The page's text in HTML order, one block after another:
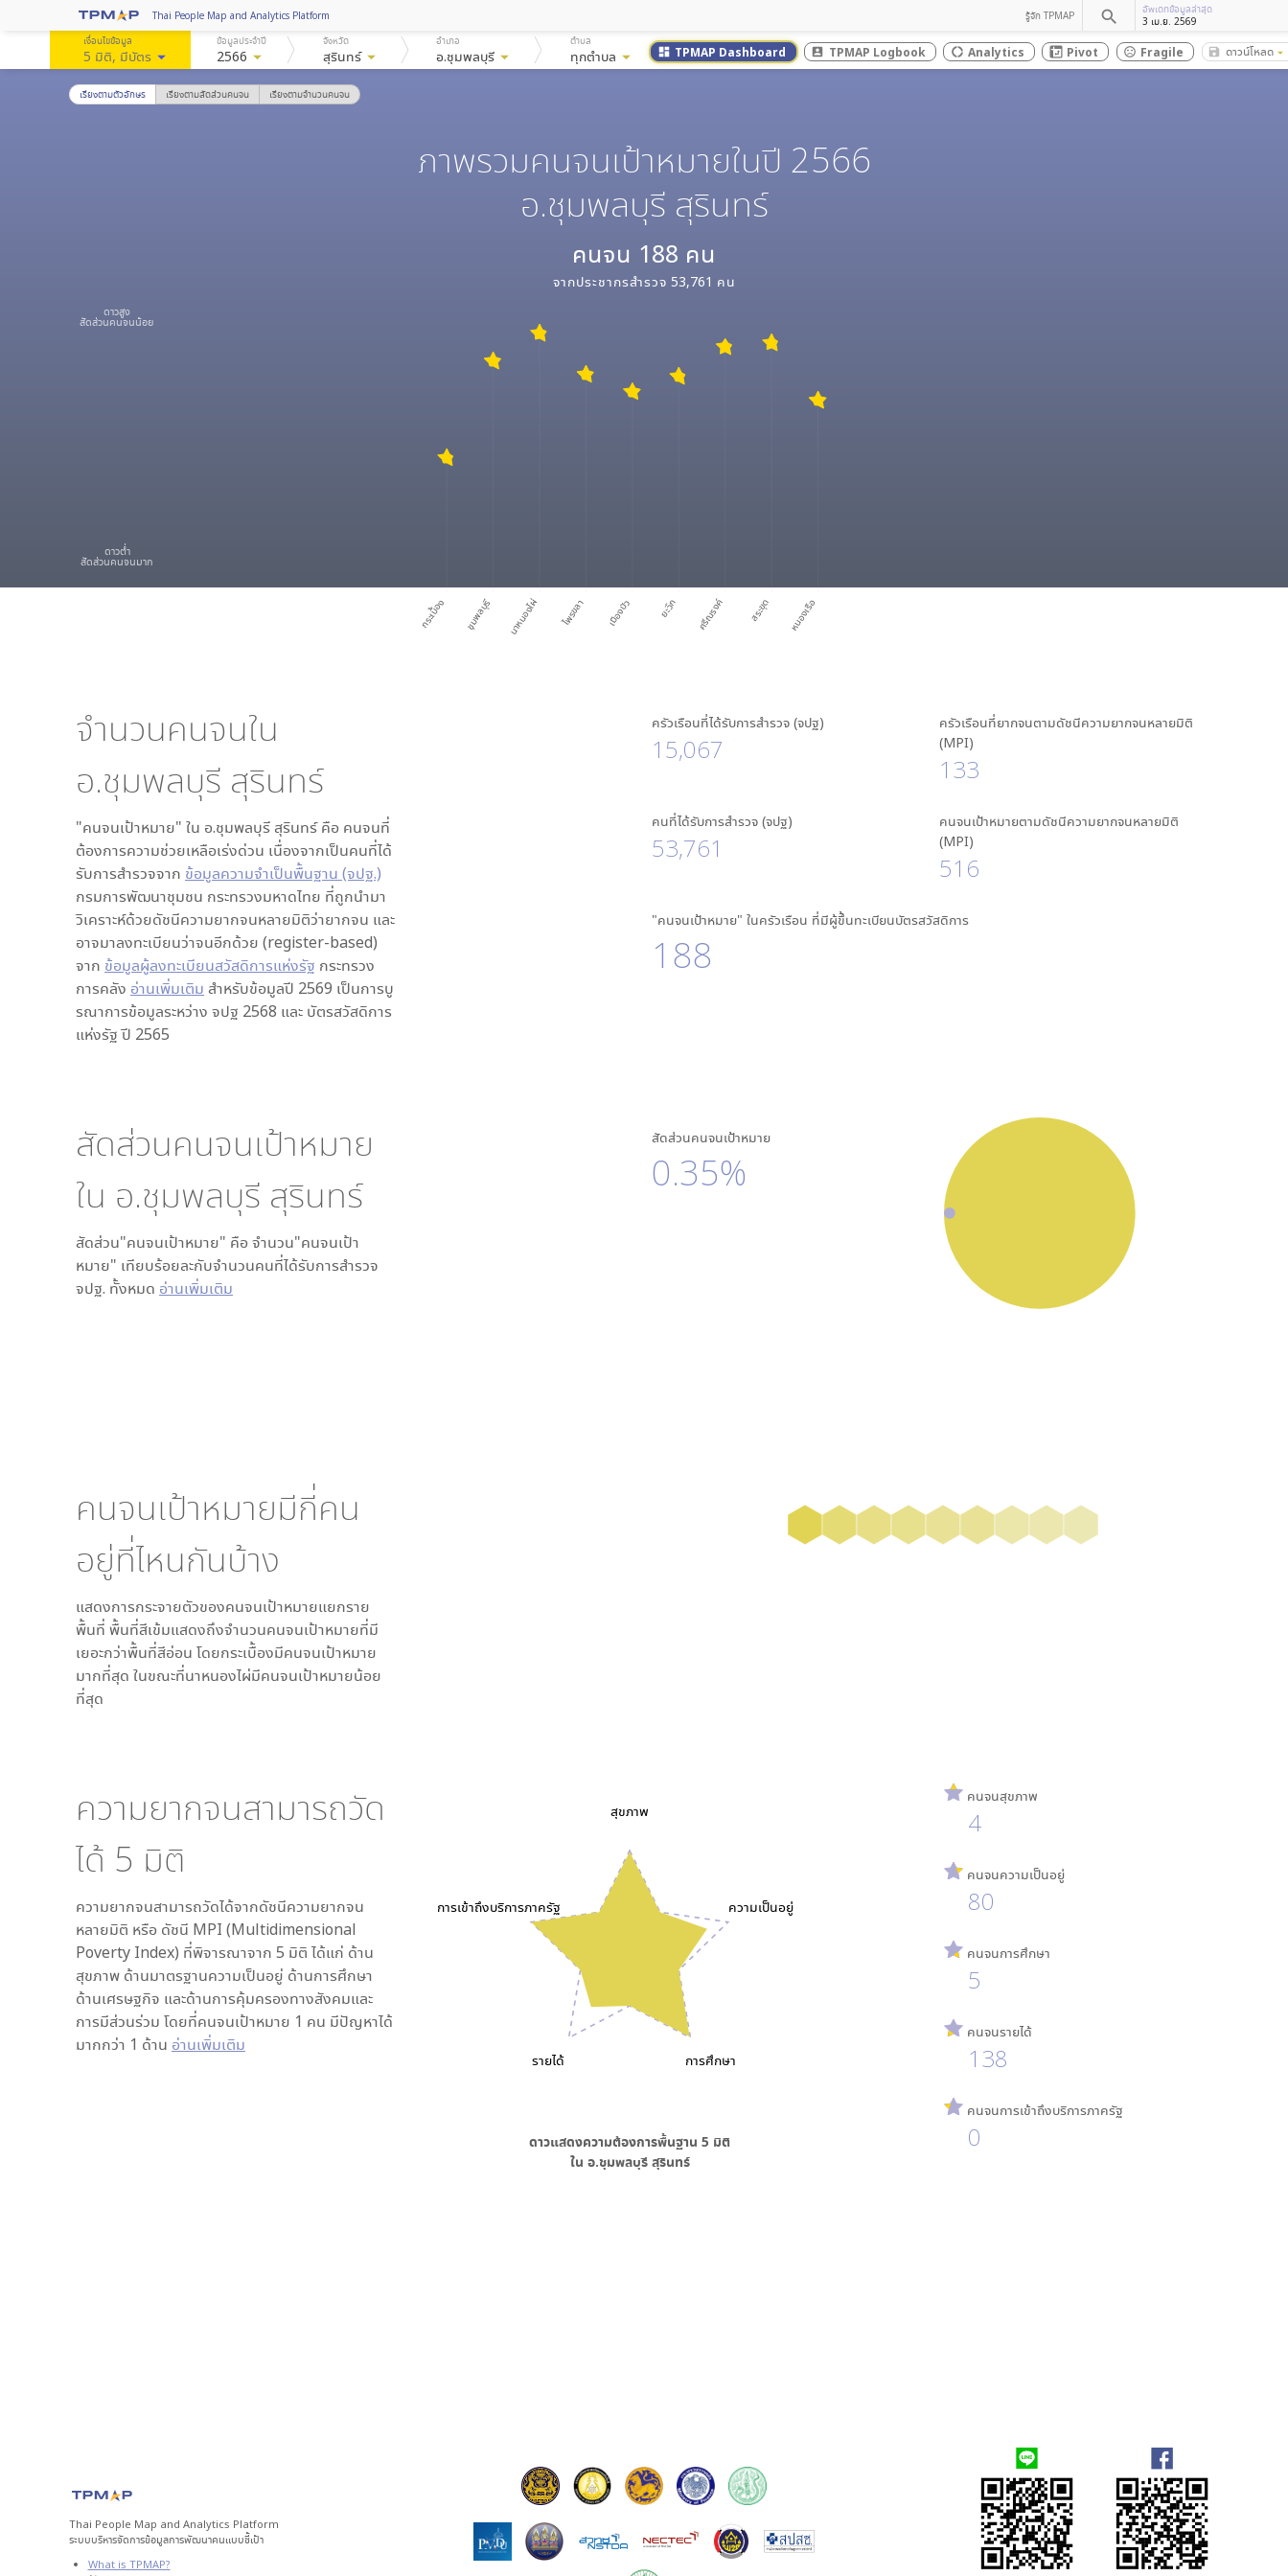
Thai People Map and Analytics Platform รู้จัก TPMAP search
อัพเดทข้อมูลล่าสุด
3 เม.ย. 2569
เงื่อนไขข้อมูล
5 มิติ, มีบัตรarrow_drop_down
ข้อมูลประจำปี
2566 arrow_drop_down
จังหวัด
สุรินทร์arrow_drop_down
อำเภอ
อ.ชุมพลบุรี arrow_drop_down
ตำบล
ทุกตำบล arrow_drop_down dashboard TPMAP Dashboard account_box TPMAP Logbook donut_large Analytics Pivot sentiment_dissatisfied Fragile save_alt
ดาวน์โหลดarrow_drop_down
เรียงตามตัวอักษร เรียงตามสัดส่วนคนจน เรียงตามจำนวนคนจน
ภาพรวมคนจนเป้าหมายในปี 2566
อ.ชุมพลบุรี สุรินทร์
คนจน 188 คน
จากประชากรสำรวจ 53,761 คน
กระเบื้อง ชุมพลบุรี นาหนองไผ่ ไพรขลา เมืองบัว ยะวึก ศรีณรงค์ สระขุด หนองเรือ
ดาวสูง
สัดส่วนคนจนน้อย
ดาวต่ำ
สัดส่วนคนจนมาก
จำนวนคนจนใน
อ.ชุมพลบุรี สุรินทร์
"คนจนเป้าหมาย" ใน อ.ชุมพลบุรี สุรินทร์คือ คนจนที่
ต้องการความช่วยเหลือเร่งด่วน เนื่องจากเป็นคนที่ได้
รับการสำรวจจาก ข้อมูลความจำเป็นพื้นฐาน (จปฐ.)
กรมการพัฒนาชุมชน กระทรวงมหาดไทย ที่ถูกนำมา
วิเคราะห์ด้วยดัชนีความยากจนหลายมิติว่ายากจน และ
อาจมาลงทะเบียนว่าจนอีกด้วย (register-based)
จาก ข้อมูลผู้ลงทะเบียนสวัสดิการแห่งรัฐ กระทรวง
การคลัง อ่านเพิ่มเติม สำหรับข้อมูลปี 2569 เป็นการบู
รณาการข้อมูลระหว่าง จปฐ 2568 และ บัตรสวัสดิการ
แห่งรัฐ ปี 2565
ครัวเรือนที่ได้รับการสำรวจ (จปฐ)
15,067
ครัวเรือนที่ยากจนตามดัชนีความยากจนหลายมิติ
(MPI)
133
คนที่ได้รับการสำรวจ (จปฐ)
53,761
คนจนเป้าหมายตามดัชนีความยากจนหลายมิติ
(MPI)
516
"คนจนเป้าหมาย" ในครัวเรือน ที่มีผู้ขึ้นทะเบียนบัตรสวัสดิการ
188
สัดส่วนคนจนเป้าหมาย
ใน อ.ชุมพลบุรี สุรินทร์
สัดส่วน"คนจนเป้าหมาย" คือ จำนวน"คนจนเป้า
หมาย" เทียบร้อยละกับจำนวนคนที่ได้รับการสำรวจ
จปฐ. ทั้งหมด อ่านเพิ่มเติม
สัดส่วนคนจนเป้าหมาย
0.35%
คนจนเป้าหมายมีกี่คน
อยู่ที่ไหนกันบ้าง
แสดงการกระจายตัวของคนจนเป้าหมายแยกราย
พื้นที่ พื้นที่สีเข้มแสดงถึงจำนวนคนจนเป้าหมายที่มี
เยอะกว่าพื้นที่สีอ่อน โดยกระเบื้องมีคนจนเป้าหมาย
มากที่สุด ในขณะที่นาหนองไผ่มีคนจนเป้าหมายน้อย
ที่สุด
ความยากจนสามารถวัด
ได้ 5 มิติ
ความยากจนสามารถวัดได้จากดัชนีความยากจน
หลายมิติ หรือ ดัชนี MPI (Multidimensional
Poverty Index) ที่พิจารณาจาก 5 มิติ ได้แก่ ด้าน
สุขภาพ ด้านมาตรฐานความเป็นอยู่ ด้านการศึกษา
ด้านเศรษฐกิจ และด้านการคุ้มครองทางสังคมและ
การมีส่วนร่วม โดยที่คนจนเป้าหมาย 1 คน มีปัญหาได้
มากกว่า 1 ด้าน อ่านเพิ่มเติม
สุขภาพ
ความเป็นอยู่
การศึกษา
รายได้
การเข้าถึงบริการภาครัฐ
ดาวแสดงความต้องการพื้นฐาน 5 มิติ
ใน อ.ชุมพลบุรี สุรินทร์
คนจนสุขภาพ
4
คนจนความเป็นอยู่
80
คนจนการศึกษา
5
คนจนรายได้
138
คนจนการเข้าถึงบริการภาครัฐ
0
Thai People Map and Analytics Platform
ระบบบริหารจัดการข้อมูลการพัฒนาคนแบบชี้เป้า
What is TPMAP?